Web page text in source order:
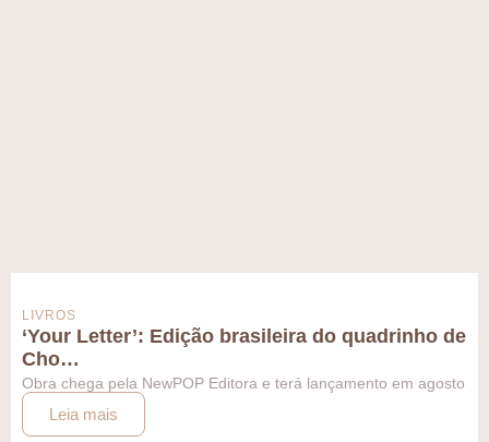
LIVROS
‘Your Letter’: Edição brasileira do quadrinho de
Cho…
Obra chega pela NewPOP Editora e terá lançamento em agosto
Leia mais